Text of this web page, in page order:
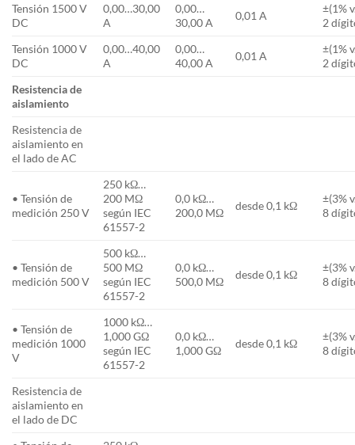
Tensión 1500 V
DC
0,00…30,00
A
0,00…
30,00 A
0,01 A
±(1%
2
Tensión 1000 V
DC
0,00…40,00
A
0,00…
40,00 A
0,01 A
±(1%
2
Resistencia de
aislamiento
Resistencia de
aislamiento en
el lado de AC
• Tensión de
medición 250 V
250 kΩ…
200 MΩ
según IEC
61557-2
0,0 kΩ…
200,0 MΩ
desde 0,1 kΩ
±(3%
8
• Tensión de
medición 500 V
500 kΩ…
500 MΩ
según IEC
61557-2
0,0 kΩ…
500,0 MΩ
desde 0,1 kΩ
±(3%
8
• Tensión de
medición 1000
V
1000 kΩ…
1,000 GΩ
según IEC
61557-2
0,0 kΩ…
1,000 GΩ
desde 0,1 kΩ
±(3%
8
Resistencia de
aislamiento en
el lado de DC